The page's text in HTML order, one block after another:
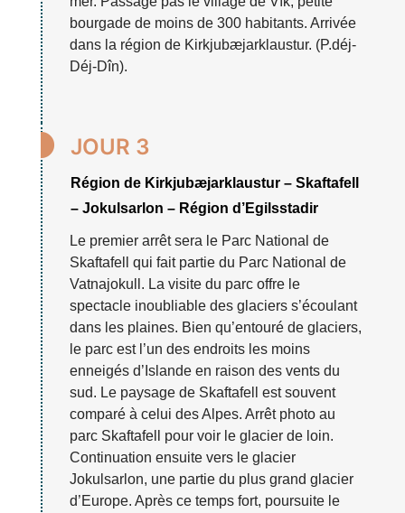
bourgade de moins de 300 habitants. Arrivée
dans la région de Kirkjubæjarklaustur. (P.déj-
Déj-Dîn).
 JOUR 3
Région de Kirkjubæjarklaustur – Skaftafell
– Jokulsarlon – Région d’Egilsstadir
Le premier arrêt sera le Parc National de
Skaftafell qui fait partie du Parc National de
Vatnajokull. La visite du parc offre le
spectacle inoubliable des glaciers s’écoulant
dans les plaines. Bien qu’entouré de glaciers,
le parc est l’un des endroits les moins
enneigés d’Islande en raison des vents du
sud. Le paysage de Skaftafell est souvent
comparé à celui des Alpes. Arrêt photo au
parc Skaftafell pour voir le glacier de loin.
Continuation ensuite vers le glacier
Jokulsarlon, une partie du plus grand glacier
d’Europe. Après ce temps fort, poursuite le